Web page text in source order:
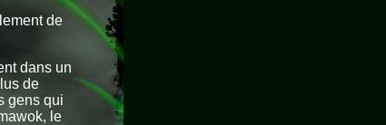
de
dans un
de
gens qui
le